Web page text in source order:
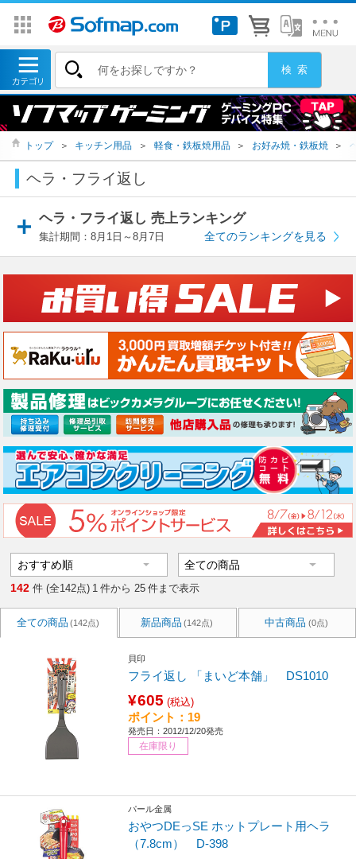
トップ ＞ キッチン用品 ＞ 軽食・鉄板焼用品 ＞ お好み焼・鉄板焼 ＞
ヘラ・フライ返し
ヘラ・フライ返し 売上ランキング
集計期間：8月1日～8月7日 全てのランキングを見る
142 件 (全142点) 1 件から 25 件まで表示
全ての商品 (142点) 新品商品 (142点) 中古商品 (0点)
貝印
フライ返し 「まいど本舗」 DS1010
¥605 (税込)
ポイント：19
発売日：2012/12/20発売
在庫限り
パール金属
おやつDEっSE ホットプレート用ヘラ
（7.8cm） D-398